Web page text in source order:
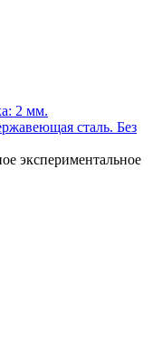
2 мм.
сталь. Без
экспериментальное